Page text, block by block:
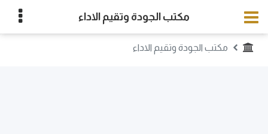
مكتب الجودة وتقيم الاداء
مكتب الجودة وتقيم الاداء